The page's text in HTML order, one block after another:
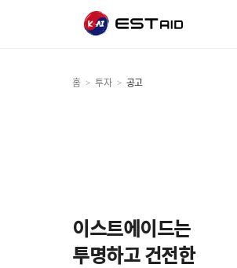
홈 > 투자 > 공고
이스트에이드는
투명하고 건전한